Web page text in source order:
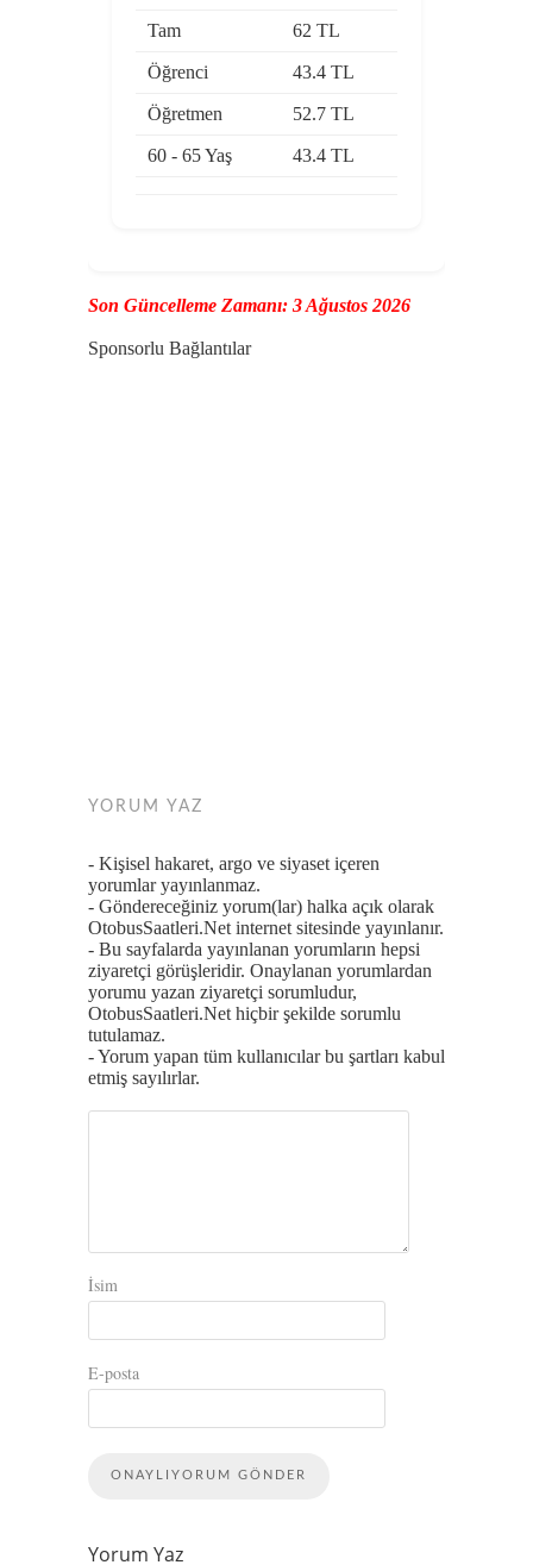
Tam 62 TL
Öğrenci 43.4 TL
Öğretmen 52.7 TL
60 - 65 Yaş 43.4 TL
Son Güncelleme Zamanı: 3 Ağustos 2026
Sponsorlu Bağlantılar
YORUM YAZ
- Kişisel hakaret, argo ve siyaset içeren
yorumlar yayınlanmaz.
- Göndereceğiniz yorum(lar) halka açık olarak
OtobusSaatleri.Net internet sitesinde yayınlanır.
- Bu sayfalarda yayınlanan yorumların hepsi
ziyaretçi görüşleridir. Onaylanan yorumlardan
yorumu yazan ziyaretçi sorumludur,
OtobusSaatleri.Net hiçbir şekilde sorumlu
tutulamaz.
- Yorum yapan tüm kullanıcılar bu şartları kabul
etmiş sayılırlar.
İsim
E-posta
Yorum Yaz